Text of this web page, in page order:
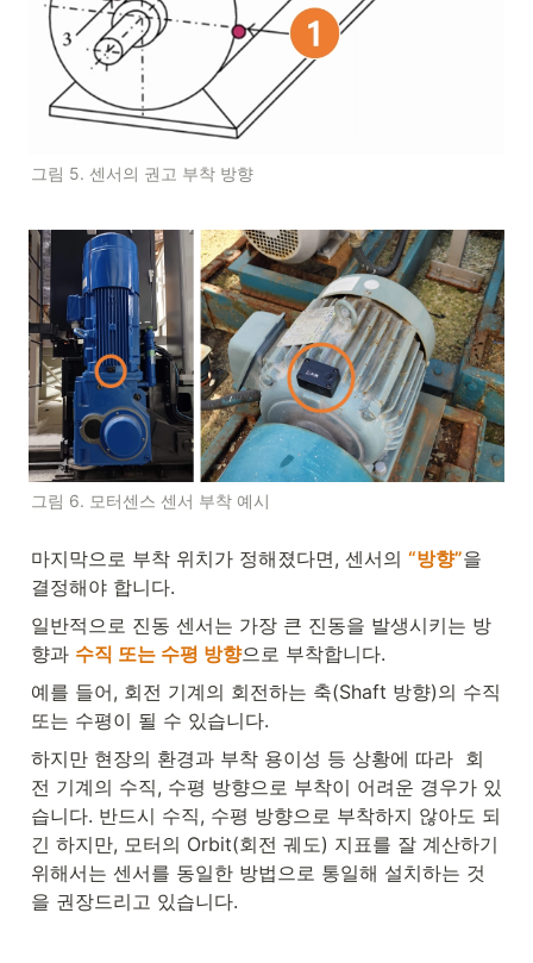
그림 5. 센서의 권고 부착 방향
그림 6. 모터센스 센서 부착 예시
마지막으로 부착 위치가 정해졌다면, 센서의 “방향”을
결정해야 합니다.
일반적으로 진동 센서는 가장 큰 진동을 발생시키는 방
향과 수직 또는 수평 방향으로 부착합니다.
예를 들어, 회전 기계의 회전하는 축(Shaft 방향)의 수직
또는 수평이 될 수 있습니다.
하지만 현장의 환경과 부착 용이성 등 상황에 따라  회
전 기계의 수직, 수평 방향으로 부착이 어려운 경우가 있
습니다. 반드시 수직, 수평 방향으로 부착하지 않아도 되
긴 하지만, 모터의 Orbit(회전 궤도) 지표를 잘 계산하기
위해서는 센서를 동일한 방법으로 통일해 설치하는 것
을 권장드리고 있습니다.